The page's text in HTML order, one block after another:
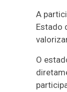
A
Estado
O